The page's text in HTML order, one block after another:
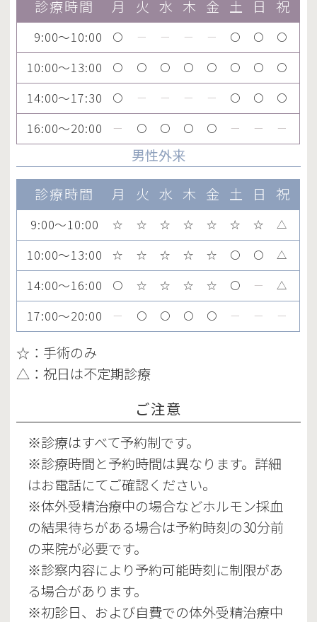
診療時間 月 火 水 木 金 土 日 祝
9:00～10:00 〇 ー ー ー ー 〇 〇 〇
10:00～13:00 〇 〇 〇 〇 〇 〇 〇 〇
14:00～17:30 〇 ー ー ー ー 〇 〇 〇
16:00～20:00 ー 〇 〇 〇 〇 ー ー ー
男性外来
診療時間
月 火 水 木 金 土 日 祝
9:00～10:00 ☆ ☆ ☆ ☆ ☆ ☆ ☆ △
10:00～13:00 ☆ ☆ ☆ ☆ ☆ 〇 〇 △
14:00～16:00 〇 ☆ ☆ ☆ ☆ 〇 ー △
17:00～20:00 ー 〇 〇 〇 〇 ー ー ー
☆：手術のみ
△：祝日は不定期診療
ご注意
※診療はすべて予約制です。
※診療時間と予約時間は異なります。詳細
はお電話にてご確認ください。
※体外受精治療中の場合などホルモン採血
の結果待ちがある場合は予約時刻の30分前
の来院が必要です。
※診察内容により予約可能時刻に制限があ
る場合があります。
※初診日、および自費での体外受精治療中